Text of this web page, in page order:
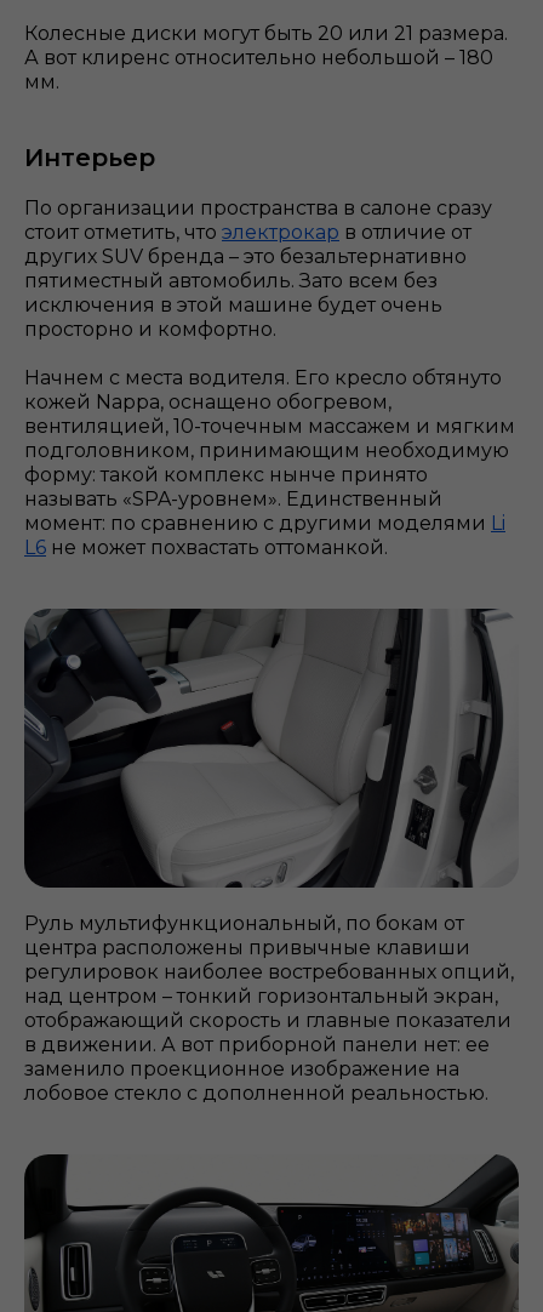
Колесные диски могут быть 20 или 21 размера.
А вот клиренс относительно небольшой – 180
мм.
Интерьер
По организации пространства в салоне сразу
стоит отметить, что электрокар в отличие от
других SUV бренда – это безальтернативно
пятиместный автомобиль. Зато всем без
исключения в этой машине будет очень
просторно и комфортно.
Начнем с места водителя. Его кресло обтянуто
кожей Nappa, оснащено обогревом,
вентиляцией, 10-точечным массажем и мягким
подголовником, принимающим необходимую
форму: такой комплекс нынче принято
называть «SPA-уровнем». Единственный
момент: по сравнению с другими моделями Li
L6 не может похвастать оттоманкой.
Руль мультифункциональный, по бокам от
центра расположены привычные клавиши
регулировок наиболее востребованных опций,
над центром – тонкий горизонтальный экран,
отображающий скорость и главные показатели
в движении. А вот приборной панели нет: ее
заменило проекционное изображение на
лобовое стекло с дополненной реальностью.